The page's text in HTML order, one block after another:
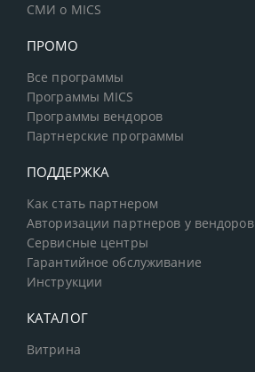
СМИ о MICS
ПРОМО
Все программы
Программы MICS
Программы вендоров
Партнерские программы
ПОДДЕРЖКА
Как стать партнером
Авторизации партнеров у вендоров
Сервисные центры
Гарантийное обслуживание
Инструкции
КАТАЛОГ
Витрина